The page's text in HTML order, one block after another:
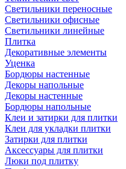
Светильники переносные
Светильники офисные
Светильники линейные
Плитка
Декоративные элементы
Уценка
Бордюры настенные
Декоры напольные
Декоры настенные
Бордюры напольные
Клеи и затирки для плитки
Клеи для укладки плитки
Затирки для плитки
Аксессуары для плитки
Люки под плитку